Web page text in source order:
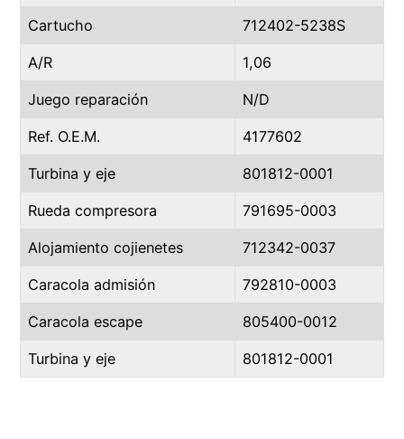
Cartucho 712402-5238S
A/R 1,06
Juego reparación N/D
Ref. O.E.M. 4177602
Turbina y eje 801812-0001
Rueda compresora 791695-0003
Alojamiento cojienetes 712342-0037
Caracola admisión 792810-0003
Caracola escape 805400-0012
Turbina y eje 801812-0001